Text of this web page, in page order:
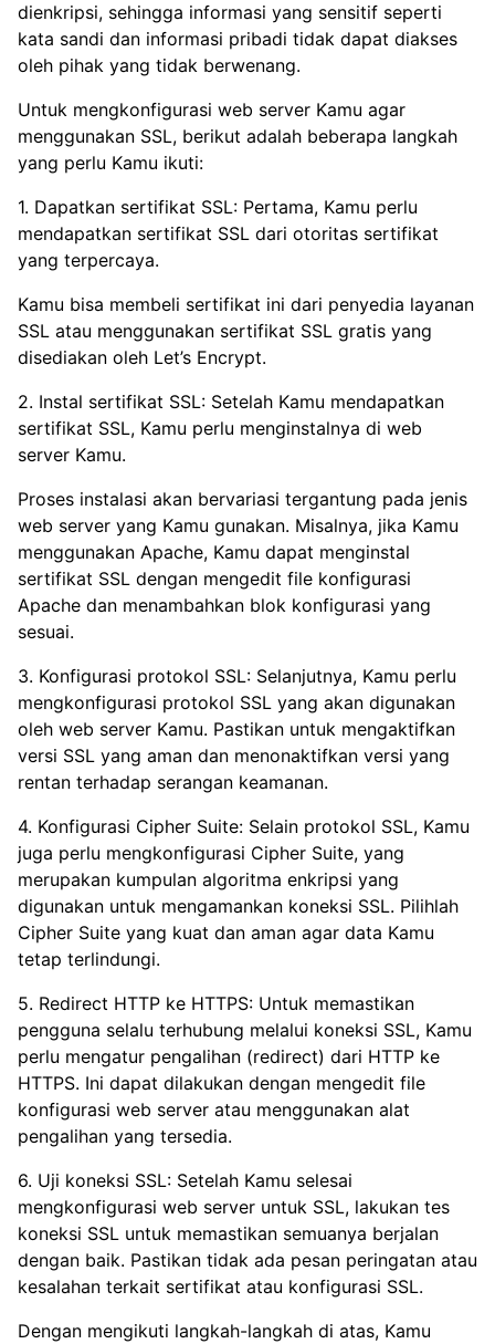
dienkripsi, sehingga informasi yang sensitif seperti
kata sandi dan informasi pribadi tidak dapat diakses
oleh pihak yang tidak berwenang.
Untuk mengkonfigurasi web server Kamu agar
menggunakan SSL, berikut adalah beberapa langkah
yang perlu Kamu ikuti:
1. Dapatkan sertifikat SSL: Pertama, Kamu perlu
mendapatkan sertifikat SSL dari otoritas sertifikat
yang terpercaya.
Kamu bisa membeli sertifikat ini dari penyedia layanan
SSL atau menggunakan sertifikat SSL gratis yang
disediakan oleh Let’s Encrypt.
2. Instal sertifikat SSL: Setelah Kamu mendapatkan
sertifikat SSL, Kamu perlu menginstalnya di web
server Kamu.
Proses instalasi akan bervariasi tergantung pada jenis
web server yang Kamu gunakan. Misalnya, jika Kamu
menggunakan Apache, Kamu dapat menginstal
sertifikat SSL dengan mengedit file konfigurasi
Apache dan menambahkan blok konfigurasi yang
sesuai.
3. Konfigurasi protokol SSL: Selanjutnya, Kamu perlu
mengkonfigurasi protokol SSL yang akan digunakan
oleh web server Kamu. Pastikan untuk mengaktifkan
versi SSL yang aman dan menonaktifkan versi yang
rentan terhadap serangan keamanan.
4. Konfigurasi Cipher Suite: Selain protokol SSL, Kamu
juga perlu mengkonfigurasi Cipher Suite, yang
merupakan kumpulan algoritma enkripsi yang
digunakan untuk mengamankan koneksi SSL. Pilihlah
Cipher Suite yang kuat dan aman agar data Kamu
tetap terlindungi.
5. Redirect HTTP ke HTTPS: Untuk memastikan
pengguna selalu terhubung melalui koneksi SSL, Kamu
perlu mengatur pengalihan (redirect) dari HTTP ke
HTTPS. Ini dapat dilakukan dengan mengedit file
konfigurasi web server atau menggunakan alat
pengalihan yang tersedia.
6. Uji koneksi SSL: Setelah Kamu selesai
mengkonfigurasi web server untuk SSL, lakukan tes
koneksi SSL untuk memastikan semuanya berjalan
dengan baik. Pastikan tidak ada pesan peringatan atau
kesalahan terkait sertifikat atau konfigurasi SSL.
Dengan mengikuti langkah-langkah di atas, Kamu